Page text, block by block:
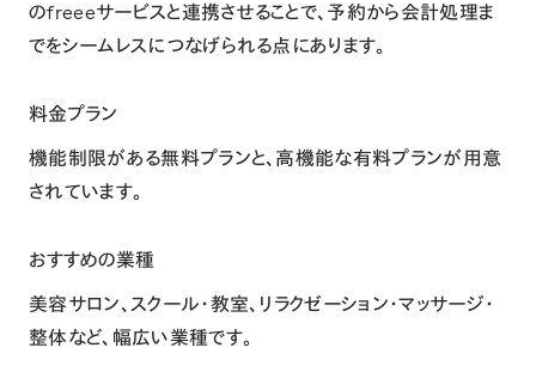
のfreeeサービスと連携させることで、予約から会計処理ま
でをシームレスにつなげられる点にあります。
料金プラン
機能制限がある無料プランと、高機能な有料プランが用意
されています。
おすすめの業種
美容サロン、スクール・教室、リラクゼーション・マッサージ・
整体など、幅広い業種です。